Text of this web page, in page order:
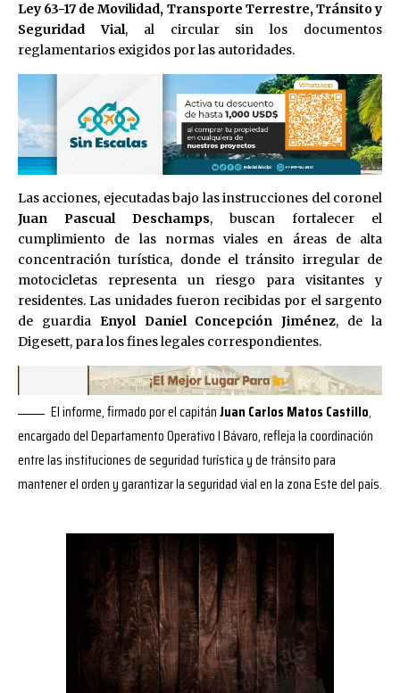
Ley 63-17 de Movilidad, Transporte Terrestre, Tránsito y
Seguridad Vial, al circular sin los documentos
reglamentarios exigidos por las autoridades.
Las acciones, ejecutadas bajo las instrucciones del coronel
Juan Pascual Deschamps, buscan fortalecer el
cumplimiento de las normas viales en áreas de alta
concentración turística, donde el tránsito irregular de
motocicletas representa un riesgo para visitantes y
residentes. Las unidades fueron recibidas por el sargento
de guardia Enyol Daniel Concepción Jiménez, de la
Digesett, para los fines legales correspondientes.
El informe, firmado por el capitánJuan Carlos Matos Castillo,
encargado del Departamento Operativo I Bávaro, refleja la coordinación
entre las instituciones de seguridad turística y de tránsito para
mantener el orden y garantizar la seguridad vial en la zona Este del país.